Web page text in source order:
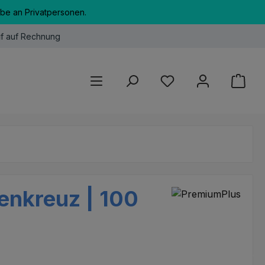
an Privatpersonen.
auf Rechnung
Du hast 0 Produkte
| 100